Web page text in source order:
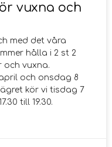
vuxna och
med det våra
hålla i 2 st 2
och vuxna.
och onsdag 8
kör vi tisdag 7
till 19.30.